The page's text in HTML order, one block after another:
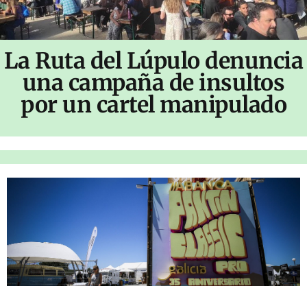
La Ruta del Lúpulo denuncia
una campaña de insultos
por un cartel manipulado